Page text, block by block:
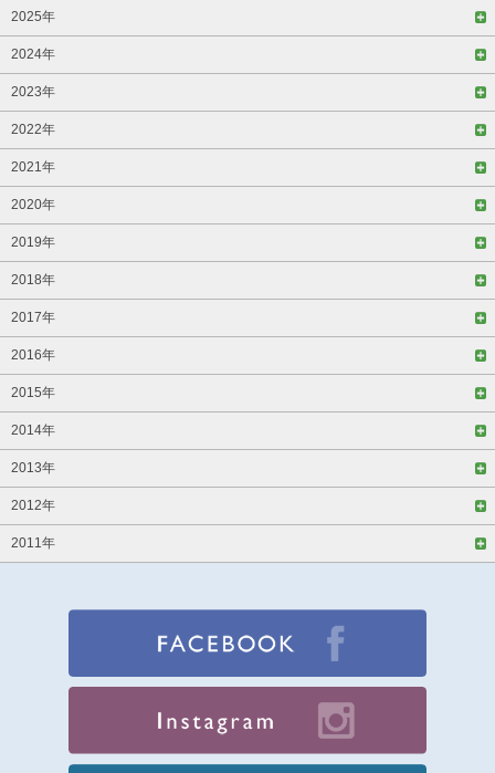
2025年
2024年
2023年
2022年
2021年
2020年
2019年
2018年
2017年
2016年
2015年
2014年
2013年
2012年
2011年